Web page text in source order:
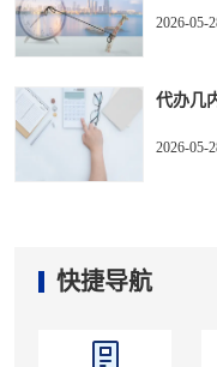
2026-05-
代办几
2026-05-
快捷导航